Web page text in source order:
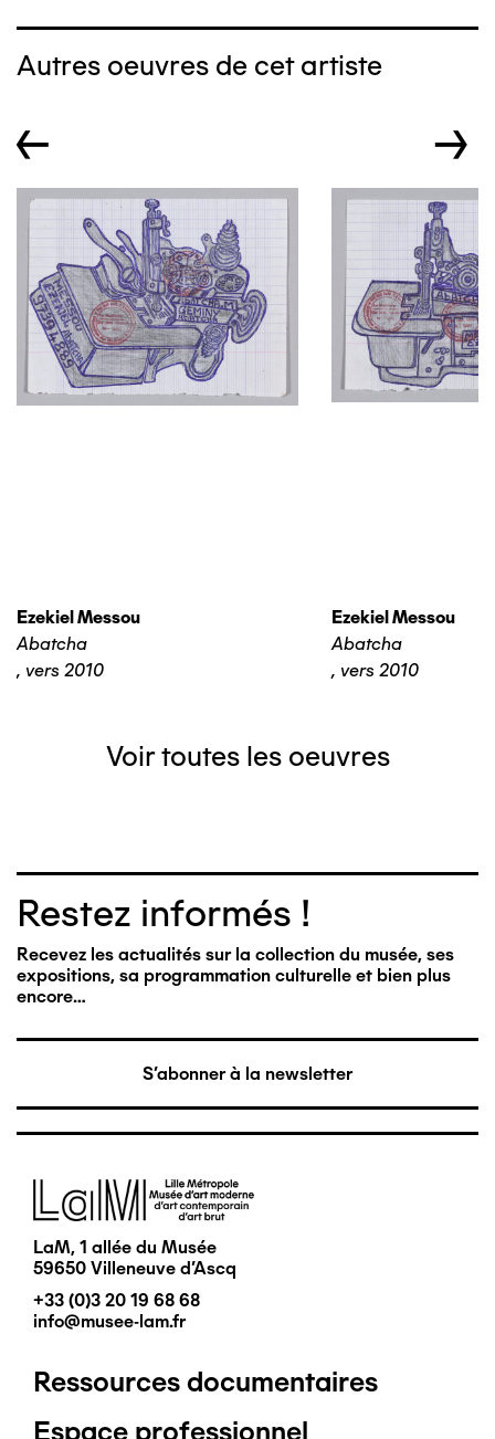
Autres oeuvres de cet artiste
← →
Ezekiel Messou
Abatcha
, vers 2010
Ezekiel Messou
Abatcha
, vers 2010
Voir toutes les oeuvres
Restez informés !
Recevez les actualités sur la collection du musée, ses
expositions, sa programmation culturelle et bien plus
encore…
S'abonner à la newsletter
Image
LaM, 1 allée du Musée
59650 Villeneuve d'Ascq
+33 (0)3 20 19 68 68
info@musee-lam.fr
Pied
Ressources documentaires
Espace professionnel